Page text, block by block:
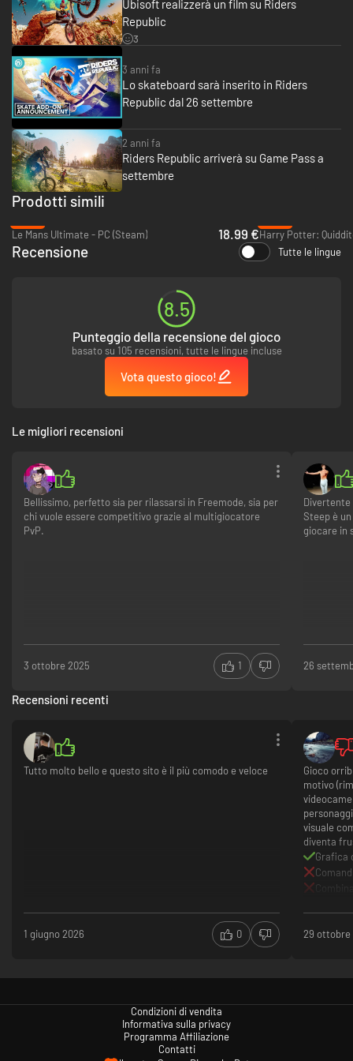
partire dal 27 settembre ora locale (soggetti a modifiche).
**Questa edizione non include lo sport aggiuntivo BMX e altri contenuti
aggiuntivi.
Questo gioco si avvale della tecnologia dello Smart Delivery che permette
di giocare al titolo sia con Xbox One che con Xbox Series X|S
Ubisoft realizzerà un film su Riders
Republic
3
3 anni fa
Lo skateboard sarà inserito in Riders
Republic dal 26 settembre
2 anni fa
Riders Republic arriverà su Game Pass a
settembre
Prodotti simili
Le Mans Ultimate - PC (Steam)
18.99 €
Recensione Tutte le lingue
8.5
Punteggio della recensione del gioco
basato su 105 recensioni, tutte le lingue incluse
Vota questo gioco!
Le migliori recensioni
Bellissimo, perfetto sia per rilassarsi in Freemode, sia per
chi vuole essere competitivo grazie al multigiocatore
PvP.
3 ottobre 2025 1
Steep è
giocare in
26
Recensioni recenti
Tutto molto bello e questo sito è il più comodo e veloce
1 giugno 2026 0
Gioco
motivo
visuale
diventa
Grafica
29 ottobre
Condizioni di vendita
Informativa sulla privacy
Programma Affiliazione
Contatti